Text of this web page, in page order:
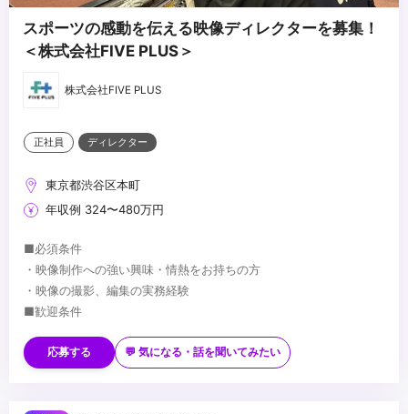
スポーツの感動を伝える映像ディレクターを募集！
＜株式会社FIVE PLUS＞
株式会社FIVE PLUS
正社員 ディレクター
東京都渋谷区本町
年収例 324〜480万円
■必須条件
・映像制作への強い興味・情熱をお持ちの方
・映像の撮影、編集の実務経験
■歓迎条件
・映像、雑誌、WEB等のディレクション経験がある方
応募する 💬 気になる・話を聞いてみたい